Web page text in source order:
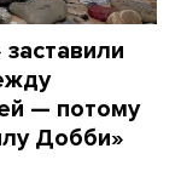
— потому
Добби»